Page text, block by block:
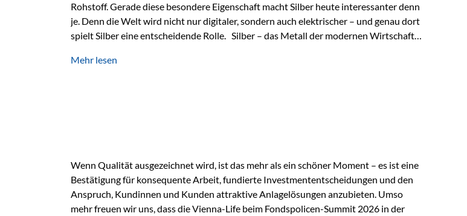
Rohstoff. Gerade diese besondere Eigenschaft macht Silber heute interessanter denn
je. Denn die Welt wird nicht nur digitaler, sondern auch elektrischer – und genau dort
spielt Silber eine entscheidende Rolle. Silber – das Metall der modernen Wirtschaft
Eigenschaft macht es für zahlreiche Zukunftstechnologien praktisch unverzichtbar.
Mehr lesen
Wenn Qualität ausgezeichnet wird, ist das mehr als ein schöner Moment – es ist eine
Bestätigung für konsequente Arbeit, fundierte Investmententscheidungen und den
Anspruch, Kundinnen und Kunden attraktive Anlagelösungen anzubieten. Umso
mehr freuen wir uns, dass die Vienna-Life beim Fondspolicen-Summit 2026 in der